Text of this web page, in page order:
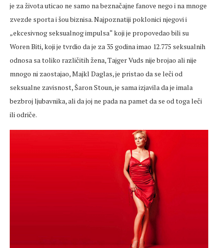
je za života uticao ne samo na beznačajne fanove nego i na mnoge
zvezde sporta i šou biznisa. Najpoznatiji poklonici njegovi i
„ekcesivnog seksualnog impulsa“ koji je propovedao bili su
Woren Biti, koji je tvrdio da je za 35 godina imao 12.775 seksualnih
odnosa sa toliko različitih žena, Tajger Vuds nije brojao ali nije
mnogo ni zaostajao, Majkl Daglas, je pristao da se leči od
seksualne zavisnost, Šaron Stoun, je sama izjavila da je imala
bezbroj ljubavnika, ali da joj ne pada na pamet da se od toga leči
ili odriče.